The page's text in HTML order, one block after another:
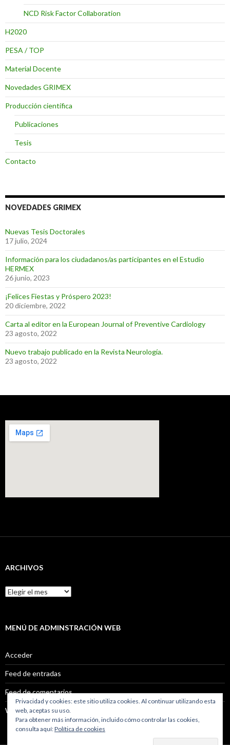
NCD Risk Factor Collaboration
H2020
PESA / TOP
Material Docente
Novedades GRIMEX
Producción científica
Publicaciones
Tesis
Contacto
NOVEDADES GRIMEX
Nuevas Tesis Doctorales
17 julio, 2024
Información para los ciudadanos/as participantes en el Estudio
HERMEX
26 junio, 2023
¡Felices Fiestas y Próspero 2023!
20 diciembre, 2022
Carta al editor en la European Journal of Preventive Cardiology
23 agosto, 2022
Nuevo trabajo publicado en la Revista Neurología.
23 agosto, 2022
ARCHIVOS
Archivos
MENÚ DE ADMINSTRACIÓN WEB
Acceder
Feed de entradas
Feed de comentarios
WordPress.org
Privacidad y cookies: este sitio utiliza cookies. Al continuar utilizando esta
web, aceptas su uso.
Para obtener más información, incluido cómo controlar las cookies,
consulta aquí:Política de cookies